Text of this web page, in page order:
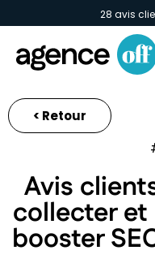
28 avis
< Retour
Avis
collecter
booster